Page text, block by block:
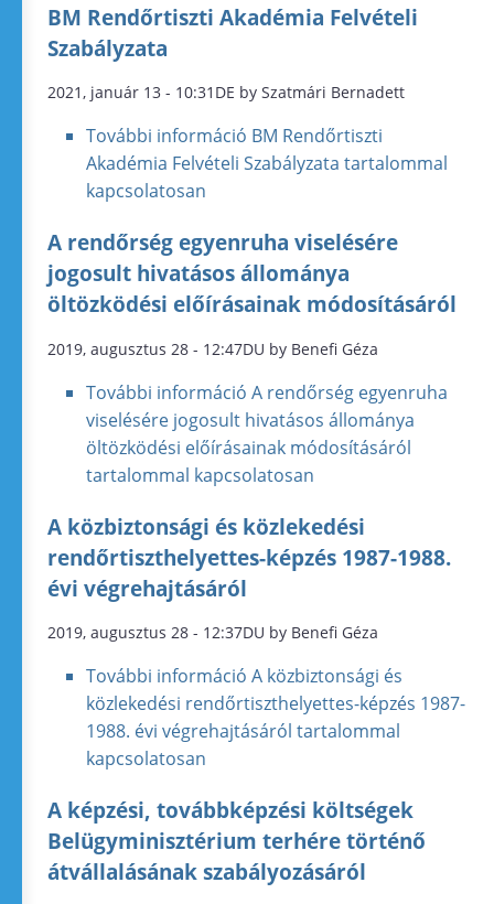
BM Rendőrtiszti Akadémia Felvételi
Szabályzata
2021, január 13 - 10:31DE by Szatmári Bernadett
További információ BM Rendőrtiszti
Akadémia Felvételi Szabályzata tartalommal
kapcsolatosan
A rendőrség egyenruha viselésére
jogosult hivatásos állománya
öltözködési előírásainak módosításáról
2019, augusztus 28 - 12:47DU by Benefi Géza
További információ A rendőrség egyenruha
viselésére jogosult hivatásos állománya
öltözködési előírásainak módosításáról
tartalommal kapcsolatosan
A közbiztonsági és közlekedési
rendőrtiszthelyettes-képzés 1987-1988.
évi végrehajtásáról
2019, augusztus 28 - 12:37DU by Benefi Géza
További információ A közbiztonsági és
közlekedési rendőrtiszthelyettes-képzés 1987-
1988. évi végrehajtásáról tartalommal
kapcsolatosan
A képzési, továbbképzési költségek
Belügyminisztérium terhére történő
átvállalásának szabályozásáról